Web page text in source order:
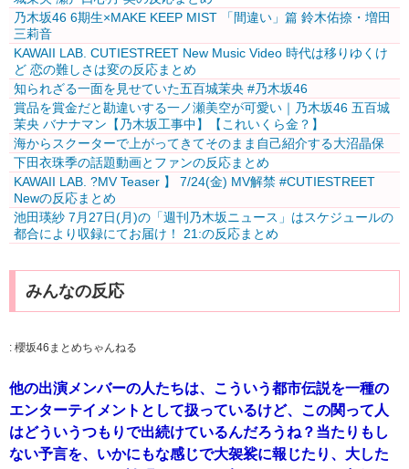
乃木坂46 6期生×MAKE KEEP MIST 「間違い」篇 鈴木佑捺・増田
三莉音
KAWAII LAB. CUTIESTREET New Music Video 時代は移りゆくけ
ど 恋の難しさは変の反応まとめ
知られざる一面を見せていた五百城茉央 #乃木坂46
賞品を賞金だと勘違いする一ノ瀬美空が可愛い｜乃木坂46 五百城
茉央 バナナマン【乃木坂工事中】【これいくら金？】
海からスクーターで上がってきてそのまま自己紹介する大沼晶保
下田衣珠季の話題動画とファンの反応まとめ
KAWAII LAB. ?MV Teaser️‍ 】 7/24(金) MV解禁 #CUTIESTREET
Newの反応まとめ
池田瑛紗 7月27日(月)の「週刊乃木坂ニュース」はスケジュールの
都合により収録にてお届け！ 21:の反応まとめ
みんなの反応
: 櫻坂46まとめちゃんねる
他の出演メンバーの人たちは、こういう都市伝説を一種の
エンターテイメントとして扱っているけど、この関って人
はどういうつもりで出続けているんだろうね？当たりもし
ない予言を、いかにもな感じで大袈裟に報じたり、大した